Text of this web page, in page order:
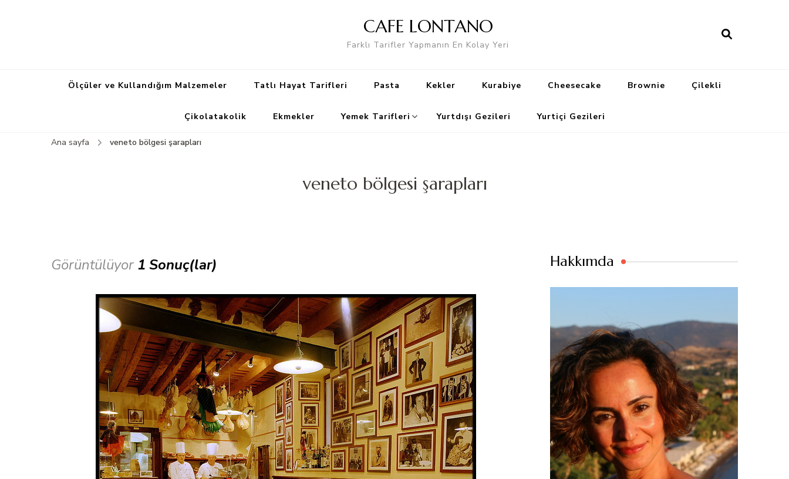
CAFE LONTANO
Farklı Tarifler Yapmanın En Kolay Yeri
Ölçüler ve Kullandığım Malzemeler Tatlı Hayat Tarifleri Pasta Kekler Kurabiye Cheesecake Brownie Çilekli
Çikolatakolik Ekmekler Yemek Tarifleri Yurtdışı Gezileri Yurtiçi Gezileri
Ana sayfa veneto bölgesi şarapları
veneto bölgesi şarapları
Görüntülüyor 1 Sonuç(lar) Hakkımda